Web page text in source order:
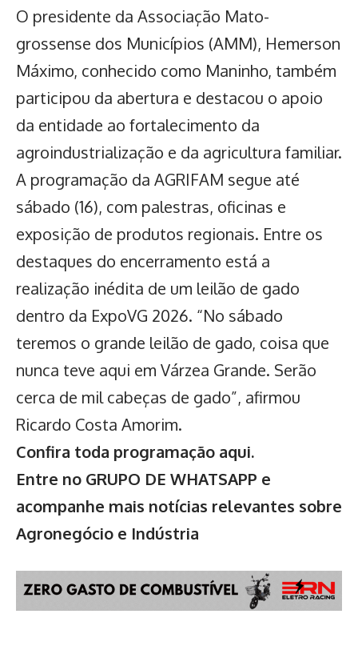
O presidente da Associação Mato-
grossense dos Municípios (AMM), Hemerson
Máximo, conhecido como Maninho, também
participou da abertura e destacou o apoio
da entidade ao fortalecimento da
agroindustrialização e da agricultura familiar.
A programação da AGRIFAM segue até
sábado (16), com palestras, oficinas e
exposição de produtos regionais. Entre os
destaques do encerramento está a
realização inédita de um leilão de gado
dentro da ExpoVG 2026. “No sábado
teremos o grande leilão de gado, coisa que
nunca teve aqui em Várzea Grande. Serão
cerca de mil cabeças de gado”, afirmou
Ricardo Costa Amorim.
Confira toda programação aqui.
Entre no GRUPO DE WHATSAPP e
acompanhe mais notícias relevantes sobre
Agronegócio e Indústria